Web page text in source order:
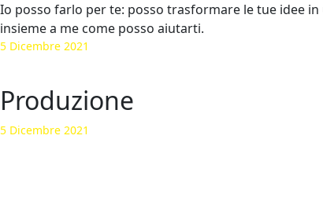
Io posso farlo per te: posso trasformare le tue idee
insieme a me come posso aiutarti.
5 Dicembre 2021
Produzione
5 Dicembre 2021